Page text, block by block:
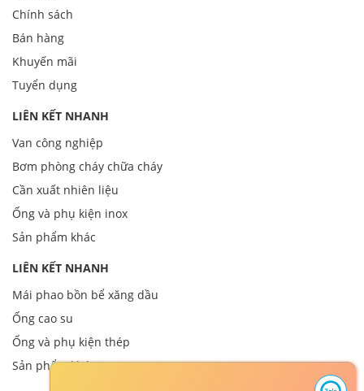
Chính sách
Bán hàng
Khuyến mãi
Tuyển dụng
LIÊN KẾT NHANH
Van công nghiệp
Bơm phòng cháy chữa cháy
Cần xuất nhiên liệu
Ống và phụ kiện inox
Sản phẩm khác
LIÊN KẾT NHANH
Mái phao bồn bể xăng dầu
Ống cao su
Ống và phụ kiện thép
Sản phẩm khác